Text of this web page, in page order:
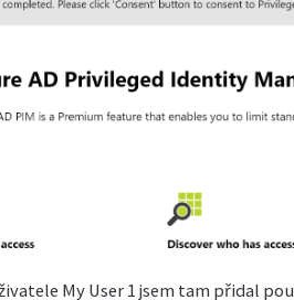
My User 1 jsem tam přidal